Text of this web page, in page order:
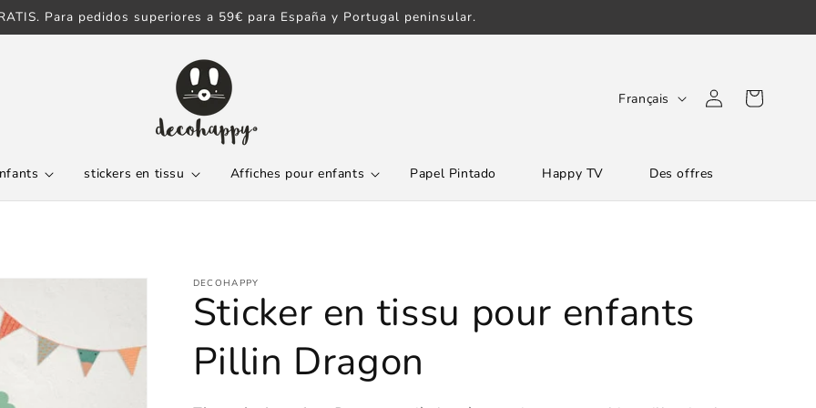
Para pedidos superiores a 59€ para España y Portugal peninsular.
stickers en tissu Affiches pour enfants Papel Pintado Happy TV Des offres
L
u
Français Connexion Panier
DECOHAPPY
Sticker en tissu pour enfants
Pillin Dragon